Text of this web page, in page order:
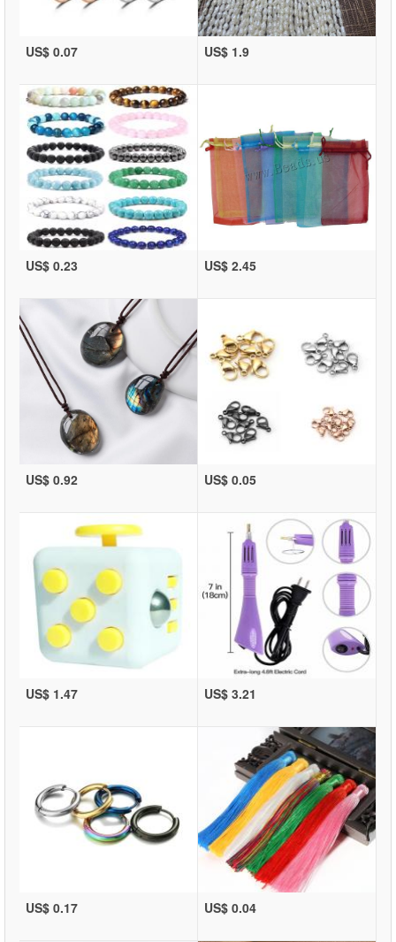
US$ 0.07 US$ 1.9
US$ 0.23 US$ 2.45
US$ 0.92 US$ 0.05
US$ 1.47 US$ 3.21
US$ 0.17 US$ 0.04